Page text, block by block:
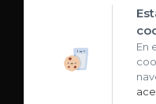
Carta de sabores
En